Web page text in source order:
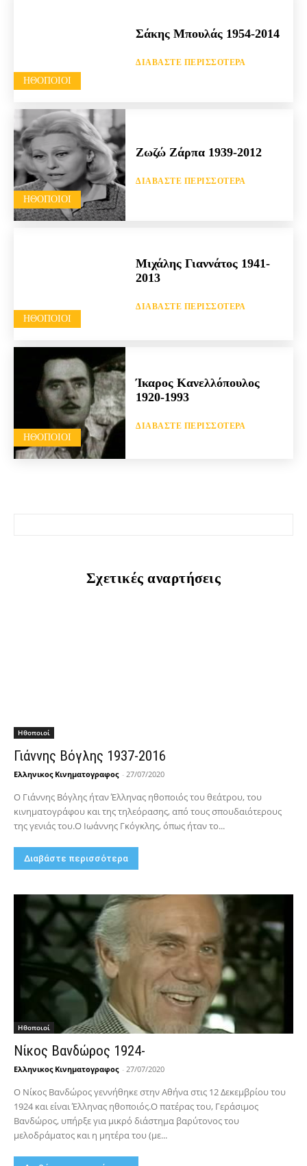
HΘΟΠΟΙΟΊ
Σάκης Μπουλάς 1954-2014
ΔΙΑΒΆΣΤΕ ΠΕΡΙΣΣΌΤΕΡΑ
HΘΟΠΟΙΟΊ
Ζωζώ Ζάρπα 1939-2012
ΔΙΑΒΆΣΤΕ ΠΕΡΙΣΣΌΤΕΡΑ
HΘΟΠΟΙΟΊ
Μιχάλης Γιαννάτος 1941-
2013
ΔΙΑΒΆΣΤΕ ΠΕΡΙΣΣΌΤΕΡΑ
HΘΟΠΟΙΟΊ
Ίκαρος Κανελλόπουλος
1920-1993
ΔΙΑΒΆΣΤΕ ΠΕΡΙΣΣΌΤΕΡΑ
Σχετικές αναρτήσεις
Hθοποιοί
Γιάννης Βόγλης 1937-2016
Ελληνικος Κινηματογραφος - 27/07/2020
Ο Γιάννης Βόγλης ήταν Έλληνας ηθοποιός του θεάτρου, του
κινηματογράφου και της τηλεόρασης, από τους σπουδαιότερους
της γενιάς του.Ο Ιωάννης Γκόγκλης, όπως ήταν το...
Διαβάστε περισσότερα
Hθοποιοί
Νίκος Βανδώρος 1924-
Ελληνικος Κινηματογραφος - 27/07/2020
Ο Νίκος Βανδώρος γεννήθηκε στην Αθήνα στις 12 Δεκεμβρίου του
1924 και είναι Έλληνας ηθοποιός.Ο πατέρας του, Γεράσιμος
Βανδώρος, υπήρξε για μικρό διάστημα βαρύτονος του
μελοδράματος και η μητέρα του (με...